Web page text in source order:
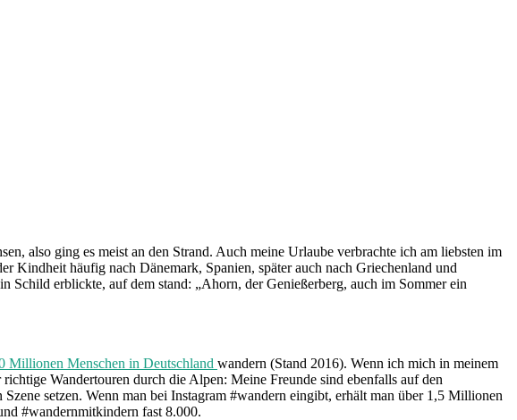
also ging es meist an den Strand. Auch meine Urlaube verbrachte ich am liebsten im
Kindheit häufig nach Dänemark, Spanien, später auch nach Griechenland und
erblickte, auf dem stand: „Ahorn, der Genießerberg, auch im Sommer ein
Millionen Menschen in Deutschland wandern (Stand 2016). Wenn ich mich in meinem
Wandertouren durch die Alpen: Meine Freunde sind ebenfalls auf den
setzen. Wenn man bei Instagram #wandern eingibt, erhält man über 1,5 Millionen
#wandernmitkindern fast 8.000.